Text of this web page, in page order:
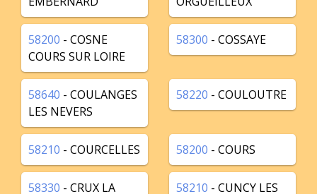
58200 - COSNE
COURS SUR LOIRE
58300 - COSSAYE
58640 - COULANGES
LES NEVERS
58220 - COULOUTRE
58210 - COURCELLES 58200 - COURS
58330 - CRUX LA
58210 - CUNCY LES